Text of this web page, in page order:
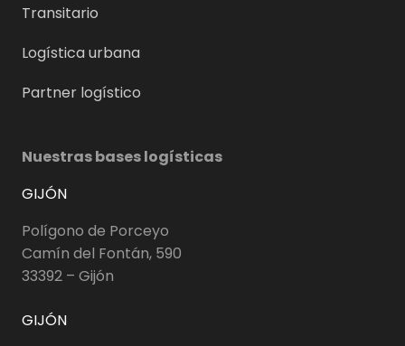
Transitario
Logística urbana
Partner logístico
Nuestras bases logísticas
GIJÓN
Polígono de Porceyo
Camín del Fontán, 590
33392 – Gijón
GIJÓN